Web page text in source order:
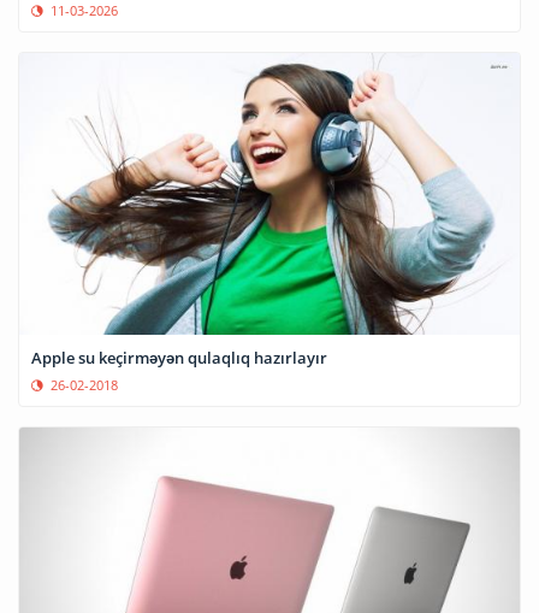
11-03-2026
Apple su keçirməyən qulaqlıq hazırlayır
26-02-2018